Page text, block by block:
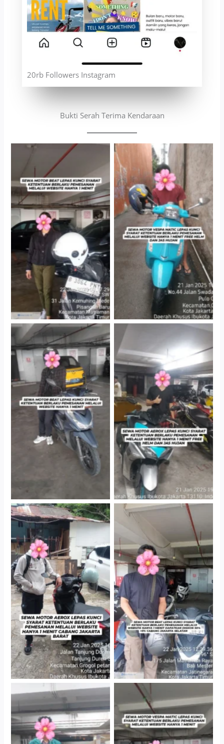
20rb Followers Instagram
Bukti Serah Terima Kendaraan
Cityplaza Jatinegara
Gedung Parkir P6A
Antar Jemput Kendaraan
Cityplaza Jatinegara
Gedung Parkir P6A
Cityplaza Jatinegara
Gedung Parkir P6A
Cabang Jakarta Barat
Cityplaza Jatinegara
Gedung Parkir P6A